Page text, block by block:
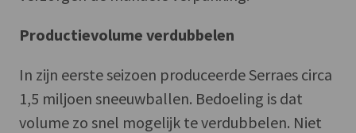
Productievolume verdubbelen
In zijn eerste seizoen produceerde Serraes circa
1,5 miljoen sneeuwballen. Bedoeling is dat
volume zo snel mogelijk te verdubbelen. Niet